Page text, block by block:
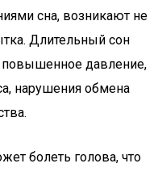
сна, возникают не
Длительный сон
давление,
нарушения обмена
болеть голова, что